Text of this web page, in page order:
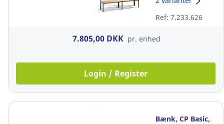
Ref: 7.233.626
7.805,00 DKK pr. enhed
Login / Register
Bænk, CP Basic,